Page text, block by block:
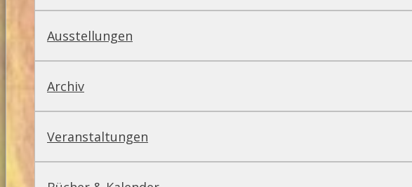
Ausstellungen
Archiv
Veranstaltungen